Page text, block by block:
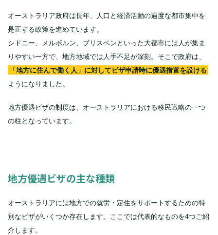
オーストラリア政府は長年、人口と経済活動の過度な都市集中を
是正する政策を進めています。
シドニー、メルボルン、ブリスベンといった大都市には人が集ま
りやすい一方で、地方地域では人手不足が深刻。そこで政府は、
「地方に住んで働く人」に対してビザ申請時に優遇措置を設ける
ようになりました。
地方優遇ビザの制度は、オーストラリアにおける移民戦略の一つ
の柱となっています。
地方優遇ビザの主な種類
オーストラリアには地方での就労・定住をサポートするための特
別なビザがいくつか存在します。ここでは代表的なものを4つご紹
介します。